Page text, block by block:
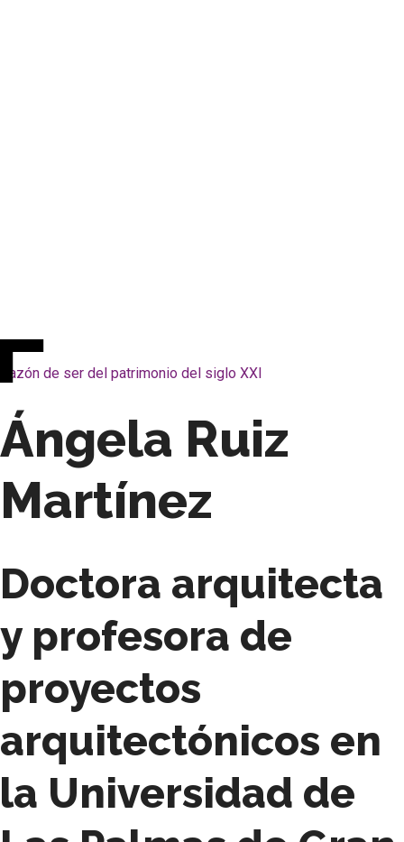
Razón de ser del patrimonio del siglo XXI
Ángela Ruiz
Martínez
Doctora arquitecta
y profesora de
proyectos
arquitectónicos en
la Universidad de